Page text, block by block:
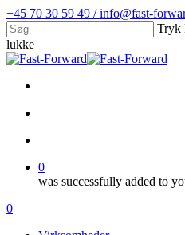
Skip
to
main
content
+45 70 30 59 49 / info@fast-
Tryk
lukke
Close
0
was successfully added to
Menu
search
account
0